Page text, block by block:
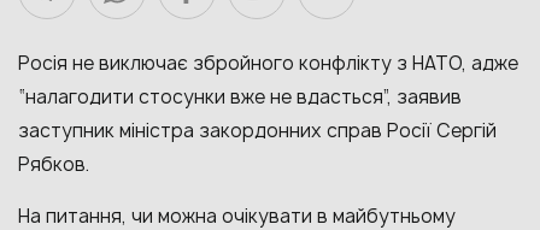
Росія не виключає збройного конфлікту з НАТО, адже
“налагодити стосунки вже не вдасться”, заявив
заступник міністра закордонних справ Росії Сергій
Рябков.
На питання, чи можна очікувати в майбутньому